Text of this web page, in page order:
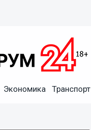
Экономика Транспорт
по дороге